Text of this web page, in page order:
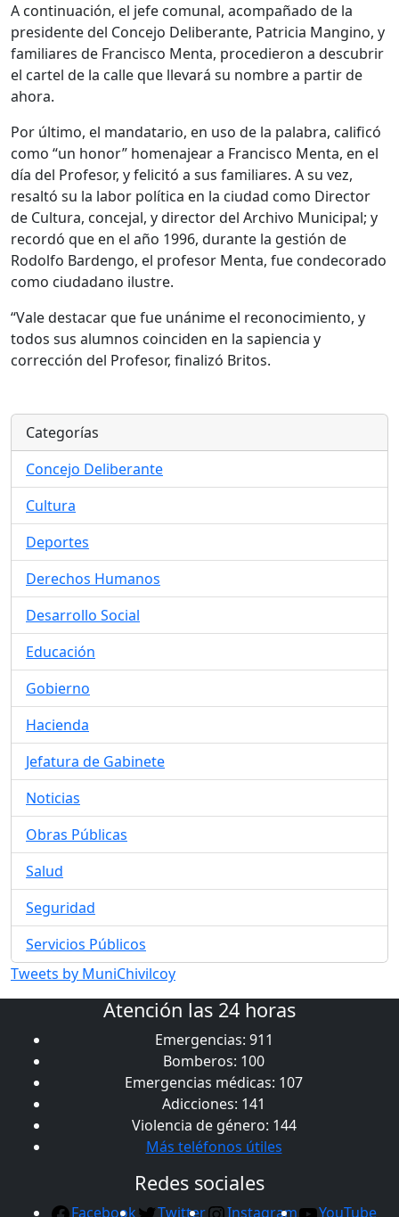
A continuación, el jefe comunal, acompañado de la
presidente del Concejo Deliberante, Patricia Mangino, y
familiares de Francisco Menta, procedieron a descubrir
el cartel de la calle que llevará su nombre a partir de
ahora.
Por último, el mandatario, en uso de la palabra, calificó
como “un honor” homenajear a Francisco Menta, en el
día del Profesor, y felicitó a sus familiares. A su vez,
resaltó su la labor política en la ciudad como Director
de Cultura, concejal, y director del Archivo Municipal; y
recordó que en el año 1996, durante la gestión de
Rodolfo Bardengo, el profesor Menta, fue condecorado
como ciudadano ilustre.
“Vale destacar que fue unánime el reconocimiento, y
todos sus alumnos coinciden en la sapiencia y
corrección del Profesor, finalizó Britos.
Categorías
Concejo Deliberante
Cultura
Deportes
Derechos Humanos
Desarrollo Social
Educación
Gobierno
Hacienda
Jefatura de Gabinete
Noticias
Obras Públicas
Salud
Seguridad
Servicios Públicos
Tweets by MuniChivilcoy
Atención las 24 horas
Emergencias: 911
Bomberos: 100
Emergencias médicas: 107
Adicciones: 141
Violencia de género: 144
Más teléfonos útiles
Redes sociales
Facebook Twitter Instagram YouTube